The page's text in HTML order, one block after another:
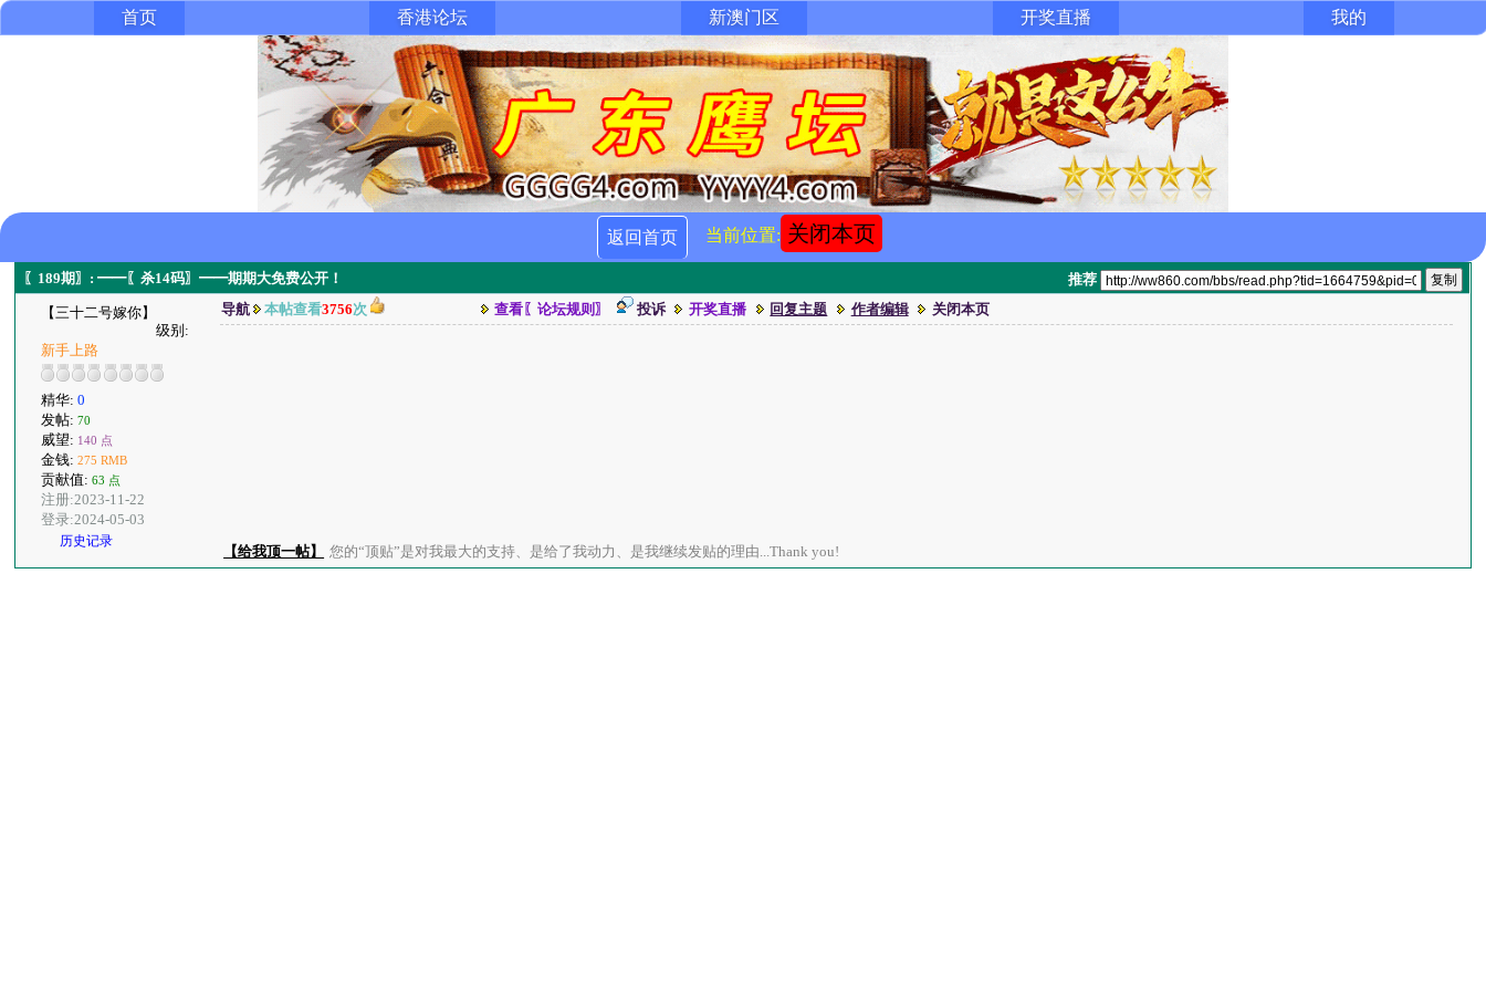
首页 香港论坛 新澳门区 开奖直播 我的
返回首页 当前位置: 关闭本页
〖189期〗: ━━〖杀14码〗━━期期大免费公开！ 推荐
【三十二号嫁你】
级别:
新手上路
精华:0
发帖:70
威望: 140 点
金钱:275 RMB
贡献值:63 点
注册:2023-11-22
登录:2024-05-03
历史记录
导航 本帖查看3756次 查看〖论坛规则〗 投诉 开奖直播 回复主题 作者编辑 关闭本页
【给我顶一帖】 您的“顶贴”是对我最大的支持、是给了我动力、是我继续发贴的理由...Thank you!